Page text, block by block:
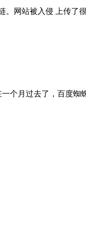
网站被入侵 上传了
个月过去了，百度蜘